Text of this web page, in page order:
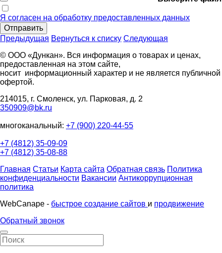
Я согласен на обработку предоставленных данных
Отправить
Предыдущая Вернуться к списку Следующая
© ООО «Дункан». Вся информация о товарах и ценах,
предоставленная на этом сайте,
носит информационный характер и не является публичной
офертой.
214015, г. Смоленск, ул. Парковая, д. 2
350909@bk.ru
многоканальный: +7 (900) 220-44-55
+7 (4812) 35-09-09
+7 (4812) 35-08-88
Главная Статьи Карта сайта Обратная связь Политика
конфиденциальности Вакансии Антикоррупционная
политика
WebCanape - быстрое создание сайтов и продвижение
Обратный звонок